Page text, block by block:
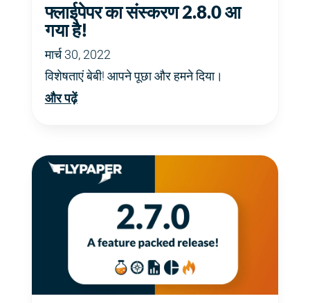
फ्लाईपेपर का संस्करण 2.8.0 आ
गया है!
मार्च 30, 2022
विशेषताएं बेबी! आपने पूछा और हमने दिया।
और पढ़ें